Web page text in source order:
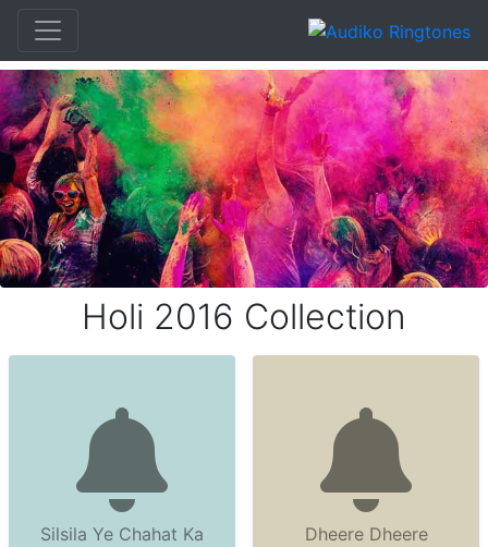
Holi 2016 Collection
Silsila Ye Chahat Ka Dheere Dheere